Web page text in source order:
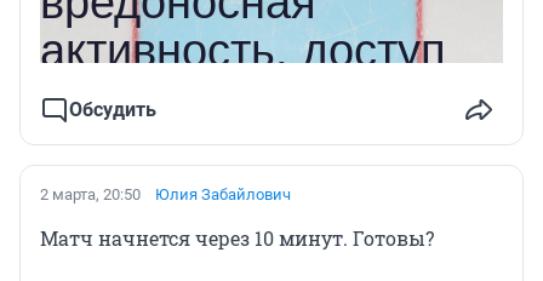
Обсудить
2 марта, 20:50 Юлия Забайлович
Матч начнется через 10 минут. Готовы?